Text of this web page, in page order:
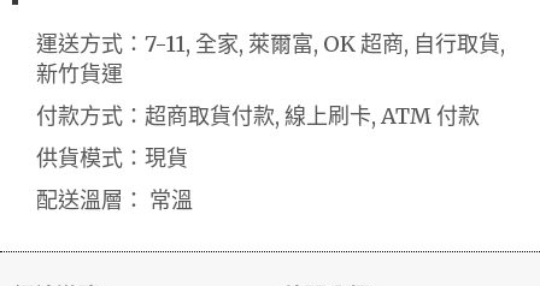
運送方式：7-11, 全家, 萊爾富, OK 超商, 自行取貨,
新竹貨運
付款方式：超商取貨付款, 線上刷卡, ATM 付款
供貨模式：現貨
配送溫層： 常溫